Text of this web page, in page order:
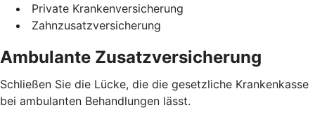
Private Krankenversicherung
Zahnzusatzversicherung
Ambulante Zusatzversicherung
Schließen Sie die Lücke, die die gesetzliche Krankenkasse
bei ambulanten Behandlungen lässt.